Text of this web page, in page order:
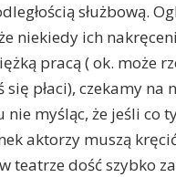
służbową.
niekiedy ich
pracą ( ok. może
się płaci), czekamy na
nie myśląc, że jeśli co
aktorzy muszą
teatrze dość szybko